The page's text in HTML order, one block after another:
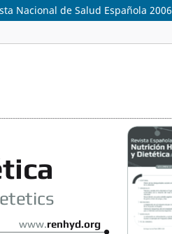
Nacional de Salud Española 2006